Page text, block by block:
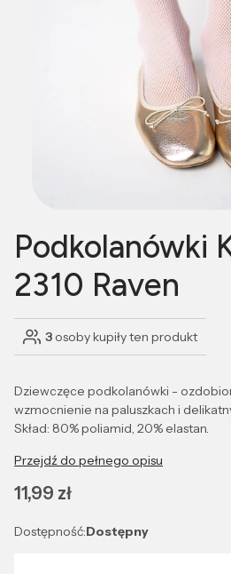
Podkolanówki
2310 Raven
3 osoby kupiły ten produkt
Dziewczęce podkolanówki -
wzmocnienie na paluszkach i
Skład: 80% poliamid, 20% elastan.
Przejdź do pełnego opisu
Cena
11,99 zł
Dostępność:Dostępny